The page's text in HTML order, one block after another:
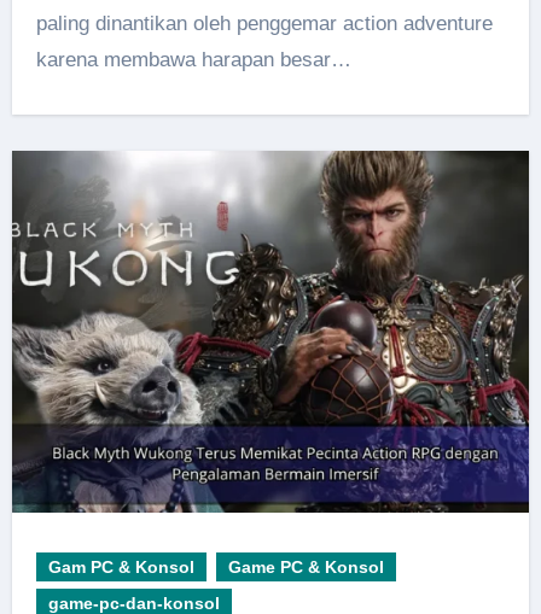
paling dinantikan oleh penggemar action adventure
karena membawa harapan besar…
Gam PC & Konsol
Game PC & Konsol
game-pc-dan-konsol